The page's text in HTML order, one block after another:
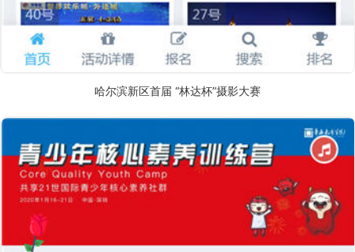
哈尔滨新区首届 “林达杯”摄影大赛